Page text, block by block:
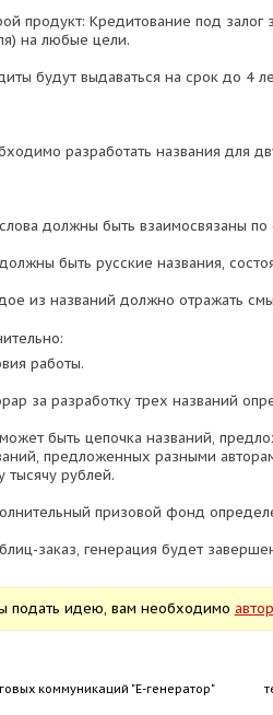
продукт: Кредитование под
на любые цели.
будут выдаваться на срок до 4
разработать названия для
должны быть взаимосвязаны по
быть русские названия,
из названий должно отражать
работы.
за разработку трех названий
быть цепочка названий,
предложенных разными
тысячу рублей.
призовой фонд
заказ, генерация будет
подать идею, вам необходимо
коммуникаций "Е-генератор"